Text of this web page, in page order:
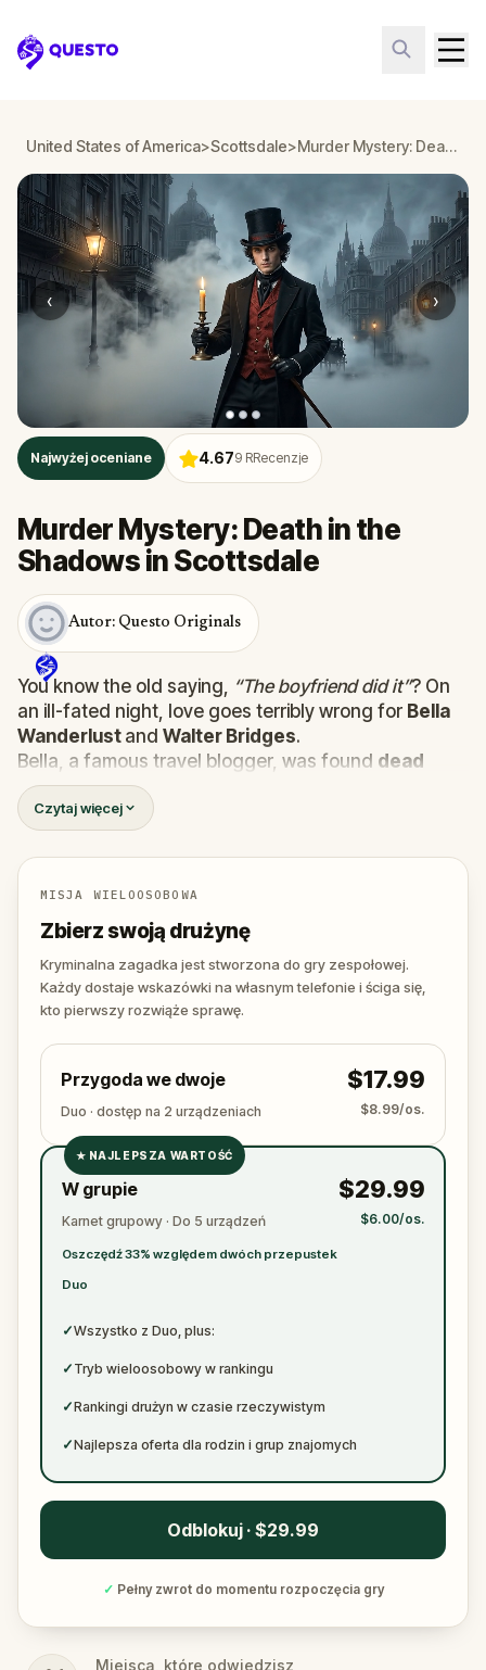
Questo
United States of America>Scottsdale> Murder Mystery: Death in the Shadows in Scottsdale
‹ ›
Najwyżej oceniane 4.679 RRecenzje
Murder Mystery: Death in the
Shadows in Scottsdale
Autor: Questo Originals
You know the old saying, “The boyfriend did it”? On
an ill-fated night, love goes terribly wrong for Bella
Wanderlust and Walter Bridges.
Bella, a famous travel blogger, was found dead
during a ghost tour led by the theatrical
Shadows. Now, it’s up to you to uncover the truth.
Was it Walter, the obsessed boyfriend? Percy, the
ghost tour guide with a flair for the dramatic? Or is
someone else hiding in the shadows?
expose the real murderer before they strike
again. Make sure to have your pen and paper
ready to jot down all the crucial evidence.
Czytaj więcej
MISJA WIELOOSOBOWA
Zbierz swoją drużynę
Kryminalna zagadka jest stworzona do gry zespołowej.
Każdy dostaje wskazówki na własnym telefonie i ściga się,
kto pierwszy rozwiąże sprawę.
Przygoda we dwoje
Duo · dostęp na 2 urządzeniach
$17.99
$8.99/os.
✓
✓
★ NAJLEPSZA WARTOŚĆ
W grupie
Karnet grupowy · Do 5 urządzeń
Oszczędź 33% względem dwóch przepustek
Duo
$29.99
$6.00/os.
✓Wszystko z Duo, plus:
✓ Tryb wieloosobowy w rankingu
✓Rankingi drużyn w czasie rzeczywistym
✓Najlepsza oferta dla rodzin i grup znajomych
Odblokuj · $29.99
✓ Pełny zwrot do momentu rozpoczęcia gry
Miejsca, które odwiedzisz